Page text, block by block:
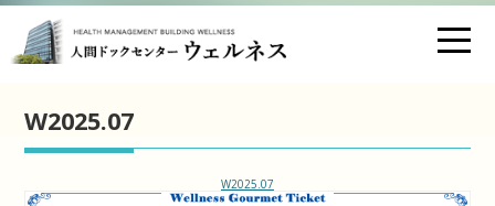
お問い合わせ
W2025.07
W2025.07